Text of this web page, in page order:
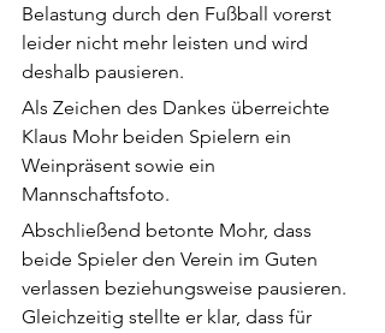
Belastung durch den Fußball vorerst
leider nicht mehr leisten und wird
deshalb pausieren.
Als Zeichen des Dankes überreichte
Klaus Mohr beiden Spielern ein
Weinpräsent sowie ein
Mannschaftsfoto.
Abschließend betonte Mohr, dass
beide Spieler den Verein im Guten
verlassen beziehungsweise pausieren.
Gleichzeitig stellte er klar, dass für